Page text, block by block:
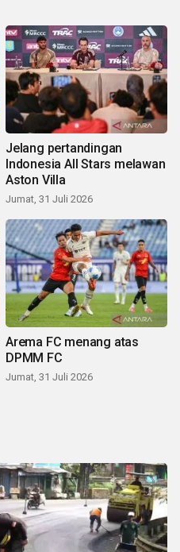
Jelang pertandingan
Indonesia All Stars melawan
Aston Villa
Jumat, 31 Juli 2026
Arema FC menang atas
DPMM FC
Jumat, 31 Juli 2026